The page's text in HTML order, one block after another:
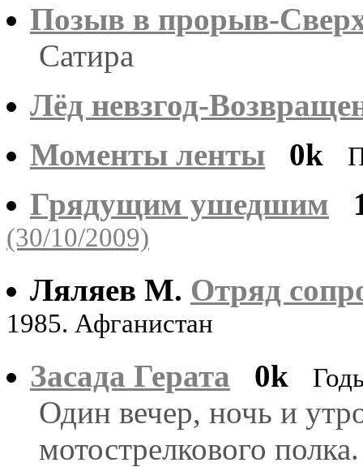
Позыв в прорыв-
Сатира
Лёд невзгод-
Моменты ленты
0k
Грядущим ушедшим
(30/10/2009)
Ляляев М. Отряд
1985. Афганистан
Засада Герата
0k
Один вечер, ночь и
мотострелкового полка.